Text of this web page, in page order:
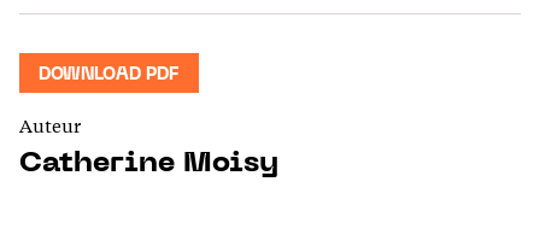
DOWNLOAD PDF
Auteur
Catherine Moisy